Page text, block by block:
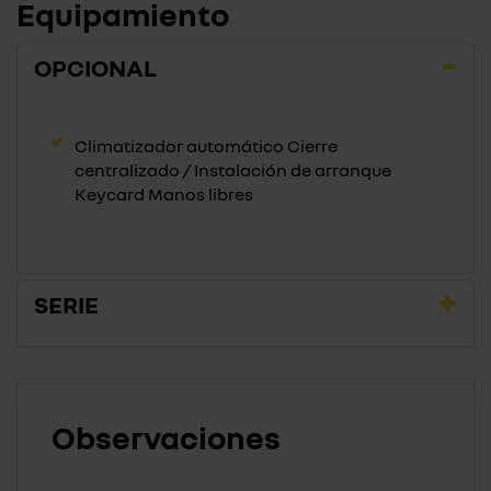
Equipamiento
OPCIONAL
Climatizador automático Cierre
centralizado / Instalación de arranque
Keycard Manos libres
SERIE
Observaciones